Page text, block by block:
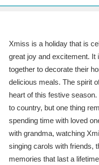
Xmiss is a holiday that is
great joy and excitement.
together to decorate their
delicious meals. The spirit
heart of this festive
to country, but one thing
spending time with loved
with grandma, watching
singing carols with friends,
memories that last a